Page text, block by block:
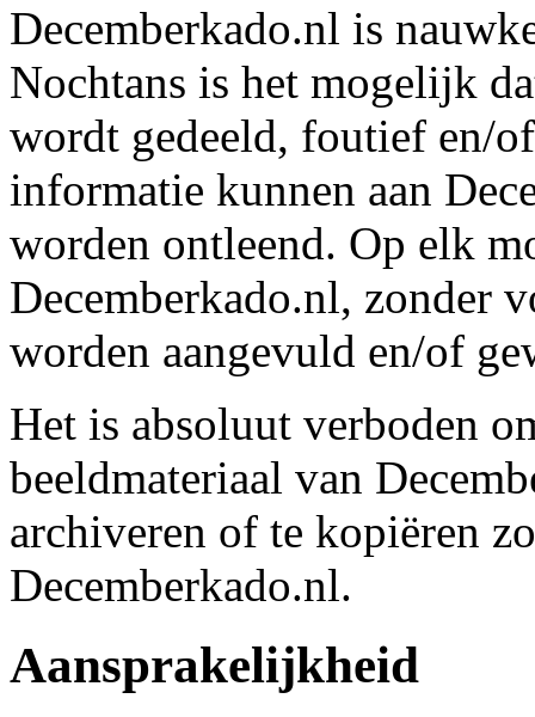
Decemberkado.nl is
Nochtans is het mogelijk
wordt gedeeld, foutief en/
informatie kunnen aan
worden ontleend. Op elk
Decemberkado.nl, zonder
worden aangevuld en/of
Het is absoluut verboden
beeldmateriaal van
archiveren of te kopiëren
Decemberkado.nl.
Aansprakelijkheid